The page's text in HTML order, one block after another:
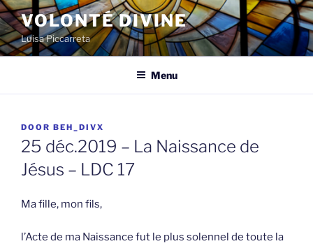
Spring
naar
de
inhoud
VOLONTÉ DIVINE
Luisa Piccarreta
Menu
GEPLAATST
OP
DOOR BEH_DIVX
25 déc.2019 – La Naissance de
Jésus – LDC 17
Ma fille, mon fils,
l’Acte de ma Naissance fut le plus solennel de toute la